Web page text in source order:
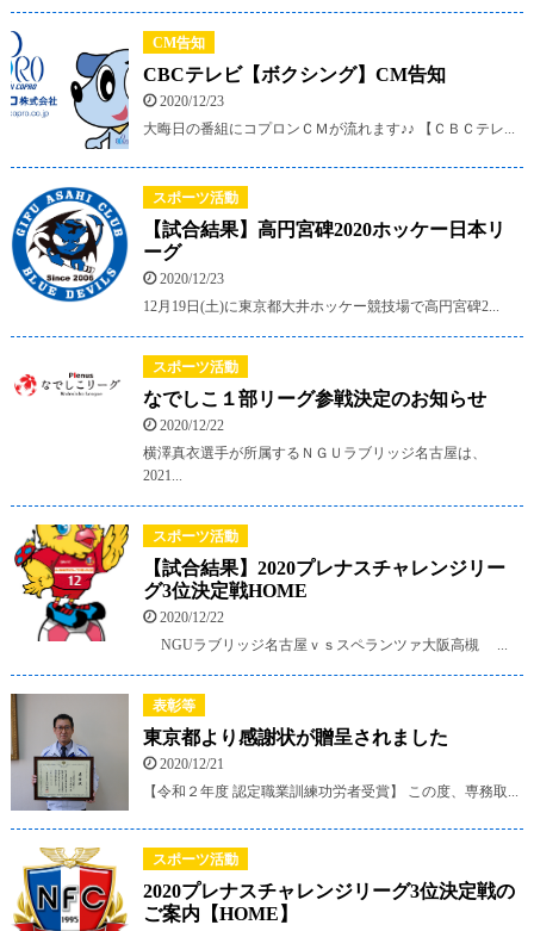
CM告知
CBCテレビ【ボクシング】CM告知
2020/12/23
大晦日の番組にコプロンＣＭが流れます♪♪ 【ＣＢＣテレ...
スポーツ活動
【試合結果】高円宮碑2020ホッケー日本リ
ーグ
2020/12/23
12月19日(土)に東京都大井ホッケー競技場で高円宮碑2...
スポーツ活動
なでしこ１部リーグ参戦決定のお知らせ
2020/12/22
横澤真衣選手が所属するＮＧＵラブリッジ名古屋は、
2021...
スポーツ活動
【試合結果】2020プレナスチャレンジリー
グ3位決定戦HOME
2020/12/22
NGUラブリッジ名古屋ｖｓスペランツァ大阪高槻 ...
表彰等
東京都より感謝状が贈呈されました
2020/12/21
【令和２年度 認定職業訓練功労者受賞】 この度、専務取...
スポーツ活動
2020プレナスチャレンジリーグ3位決定戦の
ご案内【HOME】